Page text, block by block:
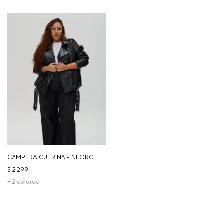
CAMPERA CUERINA - NEGRO
+ 2 colores
$ 2.299